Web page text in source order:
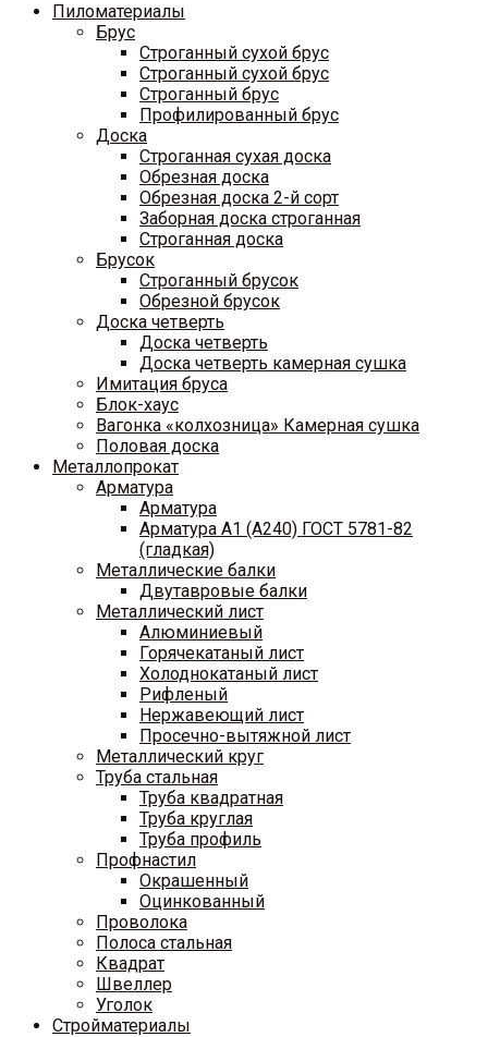
Пиломатериалы
Брус
Строганный сухой брус
Строганный сухой брус
Строганный брус
Профилированный брус
Доска
Строганная сухая доска
Обрезная доска
Обрезная доска 2-й сорт
Заборная доска строганная
Строганная доска
Брусок
Строганный брусок
Обрезной брусок
Доска четверть
Доска четверть
Доска четверть камерная сушка
Имитация бруса
Блок-хаус
Вагонка «колхозница» Камерная сушка
Половая доска
Металлопрокат
Арматура
Арматура
Арматура A1 (A240) ГОСТ 5781-82
(гладкая)
Металлические балки
Двутавровые балки
Металлический лист
Алюминиевый
Горячекатаный лист
Холоднокатаный лист
Рифленый
Нержавеющий лист
Просечно-вытяжной лист
Металлический круг
Труба стальная
Труба квадратная
Труба круглая
Труба профиль
Профнастил
Окрашенный
Оцинкованный
Проволока
Полоса стальная
Квадрат
Швеллер
Уголок
Стройматериалы